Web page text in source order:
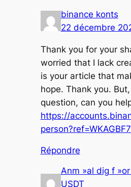
binance konts
22 décembre
Thank you for your
worried that I lack
is your article that
hope. Thank you.
question, can you
https://
Répondre
Anm »al dig f
USDT